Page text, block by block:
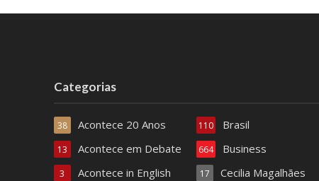
Categorias
Acontece 20 Anos
38
Acontece em Debate
13
Acontece in English
3
Brasil
110
Business
664
Cecilia Magalhães
17